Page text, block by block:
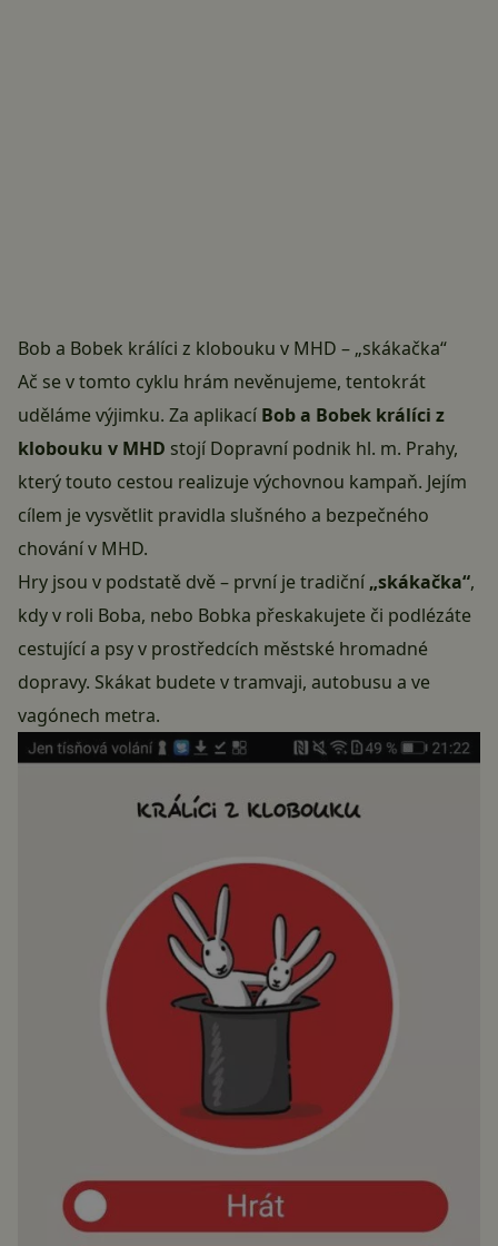
Bob a Bobek králíci z klobouku v MHD – „skákačka“
Ač se v tomto cyklu hrám nevěnujeme, tentokrát
uděláme výjimku. Za aplikací Bob a Bobek králíci z
klobouku v MHD stojí Dopravní podnik hl. m. Prahy,
který touto cestou realizuje výchovnou kampaň. Jejím
cílem je vysvětlit pravidla slušného a bezpečného
chování v MHD.
Hry jsou v podstatě dvě – první je tradiční „skákačka“,
kdy v roli Boba, nebo Bobka přeskakujete či podlézáte
cestující a psy v prostředcích městské hromadné
dopravy. Skákat budete v tramvaji, autobusu a ve
vagónech metra.